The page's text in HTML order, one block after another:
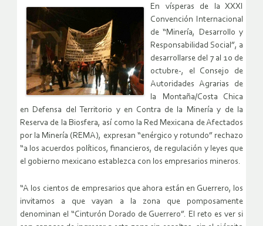
En vísperas de la XXXI
Convención Internacional
de “Minería, Desarrollo y
Responsabilidad Social”, a
desarrollarse del 7 al 10 de
octubre-, el Consejo de
Autoridades Agrarias de
la Montaña/Costa Chica
en Defensa del Territorio y en Contra de la Minería y de la
Reserva de la Biosfera, así como la Red Mexicana de Afectados
por la Minería (REMA), expresan “enérgico y rotundo” rechazo
“a los acuerdos políticos, financieros, de regulación y leyes que
el gobierno mexicano establezca con los empresarios mineros.
“A los cientos de empresarios que ahora están en Guerrero, los
invitamos a que vayan a la zona que pomposamente
denominan el “Cinturón Dorado de Guerrero”. El reto es ver si